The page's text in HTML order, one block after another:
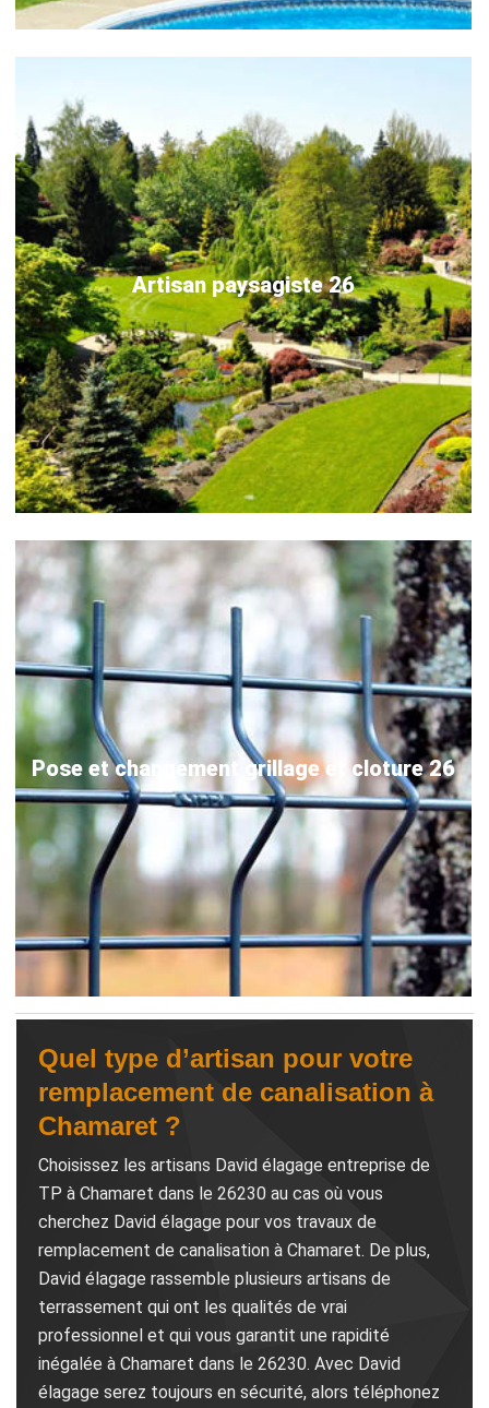
Artisan paysagiste 26
Pose et changement grillage et cloture 26
Quel type d’artisan pour votre
remplacement de canalisation à
Chamaret ?
Choisissez les artisans David élagage entreprise de
TP à Chamaret dans le 26230 au cas où vous
cherchez David élagage pour vos travaux de
remplacement de canalisation à Chamaret. De plus,
David élagage rassemble plusieurs artisans de
terrassement qui ont les qualités de vrai
professionnel et qui vous garantit une rapidité
inégalée à Chamaret dans le 26230. Avec David
élagage serez toujours en sécurité, alors téléphonez